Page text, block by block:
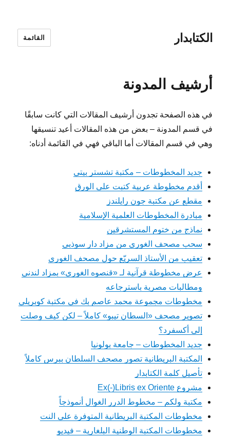
الكتابدار القائمة
أرشيف المدونة
في هذه الصفحة تجدون أرشيف المقالات التي كانت سابقًا
في قسم المدونة – بعض من هذه المقالات أعيد تنسيقها
وهي في قسم المقالات أما الباقي فهي في القائمة أدناه:
جديد المخطوطات – مكتبة تشستر بيتي
أقدم مخطوطة عربية كتبت على الورق
مقطع عن مكتبة جون رايلندز
مبادرة المخطوطات العلمية الإسلامية
نماذج من ختوم المستشرقين
سحب مصحف الغوري من مزاد دار سوذبي
تعقيب من الأستاذ السريّع حول مصحف الغوري
عرض مخطوطة قرآنية لـ «قنصوه الغوري» بمزاد لندني
ومطالبات مصرية باسترجاعه
مخطوطات مجموعة محمد عاصم بك في مكتبة كوبريلي
تصوير مصحف «السطان تيبو» كاملاً – لكن كيف وصلت
إلى أكسفرد؟
جديد المخطوطات – جامعة بولونيا
المكتبة البريطانية تصور مصحف السلطان ببرس كاملاً
تأصيل كلمة الكتابدار
مشروع Ex(-)Libris ex Oriente
مكتبة ولكم – مخطوط الدرر الغوال أنموذجاً
مخطوطات المكتبة البريطانية المتوفرة على النت
مخطوطات المكتبة الوطنية البلغارية – فيديو